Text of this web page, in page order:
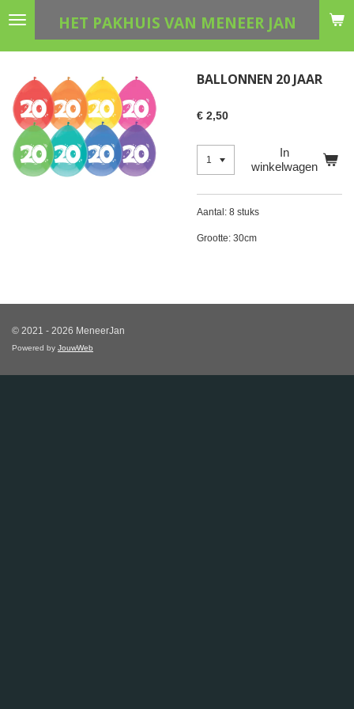
Ga
hoofdinhoud
HET PAKHUIS VAN MENEER JAN
BALLONNEN 20 JAAR
€ 2,50
In
winkelwagen
Aantal: 8 stuks
Grootte: 30cm
© 2021 - 2026 MeneerJan
Powered by JouwWeb